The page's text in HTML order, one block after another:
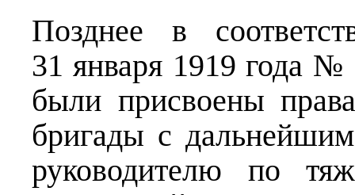
Позднее в
31 января 1919 года №
были присвоены
бригады с
руководителю по